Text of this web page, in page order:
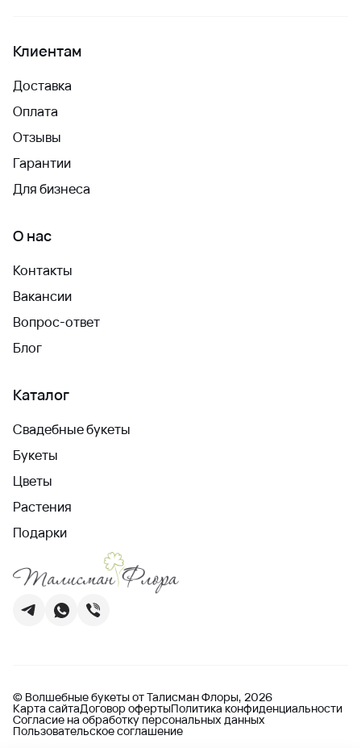
Клиентам
Доставка
Оплата
Отзывы
Гарантии
Для бизнеса
О нас
Контакты
Вакансии
Вопрос-ответ
Блог
Каталог
Свадебные букеты
Букеты
Цветы
Растения
Подарки
© Волшебные букеты от Талисман Флоры, 2026
Карта сайтаДоговор офертыПолитика конфиденциальности
Согласие на обработку персональных данных
Пользовательское соглашение